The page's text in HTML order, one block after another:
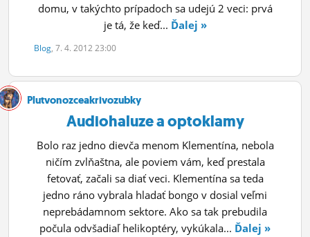
domu, v takýchto prípadoch sa udejú 2 veci: prvá
je tá, že keď... Ďalej »
Blog, 7. 4. 2012 23:00
Plutvonozceakrivozubky
Audiohaluze a optoklamy
Bolo raz jedno dievča menom Klementína, nebola
ničím zvlňaštna, ale poviem vám, keď prestala
fetovať, začali sa diať veci. Klementína sa teda
jedno ráno vybrala hladať bongo v dosial veľmi
neprebádamnom sektore. Ako sa tak prebudila
počula odvšadiaľ helikoptéry, vykúkala... Ďalej »